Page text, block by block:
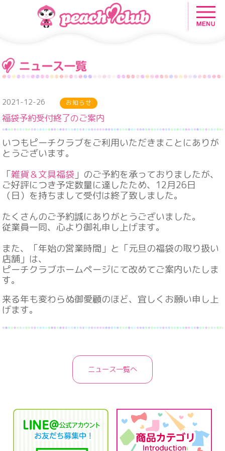
2021-12-26 お知らせ
福袋予約受付終了のご案内
いつもピーチクラブをご利用いただきまことにありが
とうございます。
「雑貨＆文具福袋 」 のご予約を承っておりましたが、
ご好評につき予定数量に達したため、12月26日
（日）を持ちまして受付は終了致しました。
たくさんのご予約誠にありがとうございました。
従業員一同、心より御礼申し上げます。
また、「年始の営業時間」と「元旦の福袋の取り扱い
店舗」は、
ピーチクラブホームページにて改めてご案内いたしま
す。
来る年も変わらぬ御愛顧のほど、宜しくお願い申し上
げます。
ニュース一覧へ